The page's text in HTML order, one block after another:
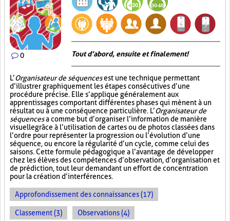
0 Tout d’abord, ensuite et finalement!
L’Organisateur de séquencesest une technique permettant
d’illustrer graphiquement les étapes consécutives d’une
procédure précise. Elle s’applique généralement aux
apprentissages comportant différentes phases qui mènent à un
résultat ou à une conséquence particulière. L’Organisateur de
séquencesa comme but d’organiser l’information de manière
visuellegrâce à l’utilisation de cartes ou de photos classées dans
l’ordre pour représenter la progression ou l’évolution d’une
séquence, ou encore la régularité d’un cycle, comme celui des
saisons. Cette formule pédagogique a l’avantage de développer
chez les élèves des compétences d’observation, d’organisation et
de prédiction, tout leur demandant un effort de concentration
pour la création d’interférences.
Approfondissement des connaissances (17)
Classement (3) Observations (4)